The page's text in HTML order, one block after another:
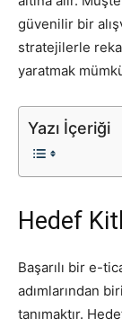
güvenilir bir
stratejilerle
yaratmak
Yazı İçeriği
Hedef
Başarılı bir e-
adımlarından
tanımaktır.